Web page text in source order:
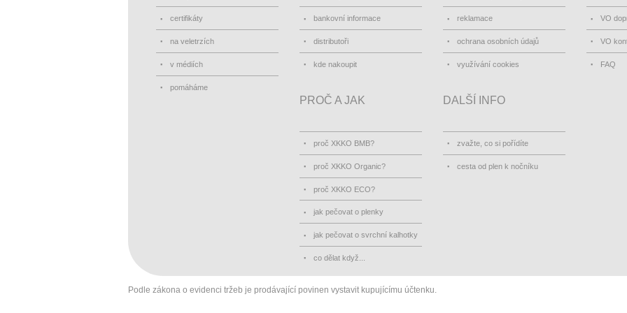
certifikáty
na veletrzích
v médiích
pomáháme
bankovní informace
distributoři
kde nakoupit
reklamace
ochrana osobních údajů
využívání cookies
VO
VO
FAQ
PROČ A JAK
proč XKKO BMB?
proč XKKO Organic?
proč XKKO ECO?
jak pečovat o plenky
jak pečovat o svrchní kalhotky
co dělat když...
DALŠÍ INFO
zvažte, co si pořídíte
cesta od plen k nočníku
Podle zákona o evidenci tržeb je prodávající povinen vystavit kupujícímu účtenku.